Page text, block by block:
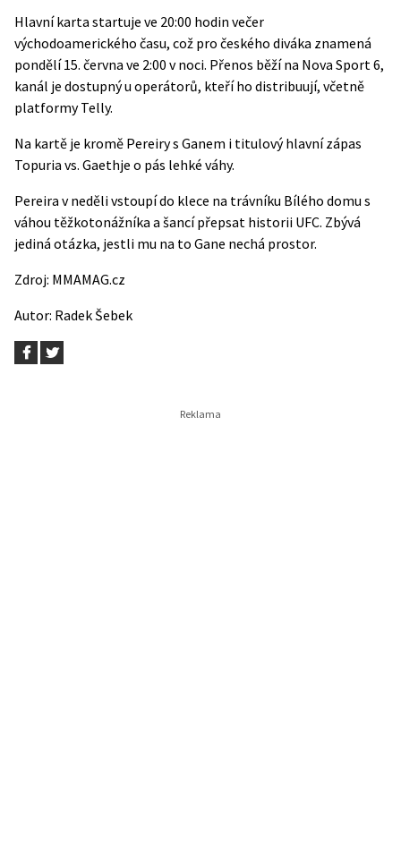
Hlavní karta startuje ve 20:00 hodin večer
východoamerického času, což pro českého diváka znamená
pondělí 15. června ve 2:00 v noci. Přenos běží na Nova Sport 6,
kanál je dostupný u operátorů, kteří ho distribuují, včetně
platformy Telly.
Na kartě je kromě Pereiry s Ganem i titulový hlavní zápas
Topuria vs. Gaethje o pás lehké váhy.
Pereira v neděli vstoupí do klece na trávníku Bílého domu s
váhou těžkotonážníka a šancí přepsat historii UFC. Zbývá
jediná otázka, jestli mu na to Gane nechá prostor.
Zdroj: MMAMAG.cz
Autor: Radek Šebek